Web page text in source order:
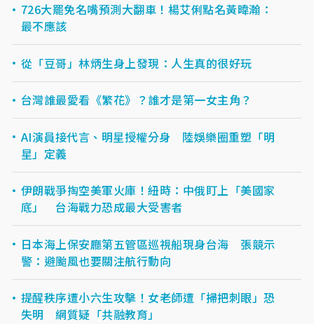
726大罷免名嘴預測大翻車！楊艾俐點名黃暐瀚：
最不應該
從「豆哥」林炳生身上發現：人生真的很好玩
台灣誰最愛看《繁花》？誰才是第一女主角？
AI演員接代言、明星授權分身 陸娛樂圈重塑「明
星」定義
伊朗戰爭掏空美軍火庫！紐時：中俄盯上「美國家
底」 台海戰力恐成最大受害者
日本海上保安廳第五管區巡視船現身台海 張競示
警：避颱風也要關注航行動向
提醒秩序遭小六生攻擊！女老師遭「掃把刺眼」恐
失明 網質疑「共融教育」